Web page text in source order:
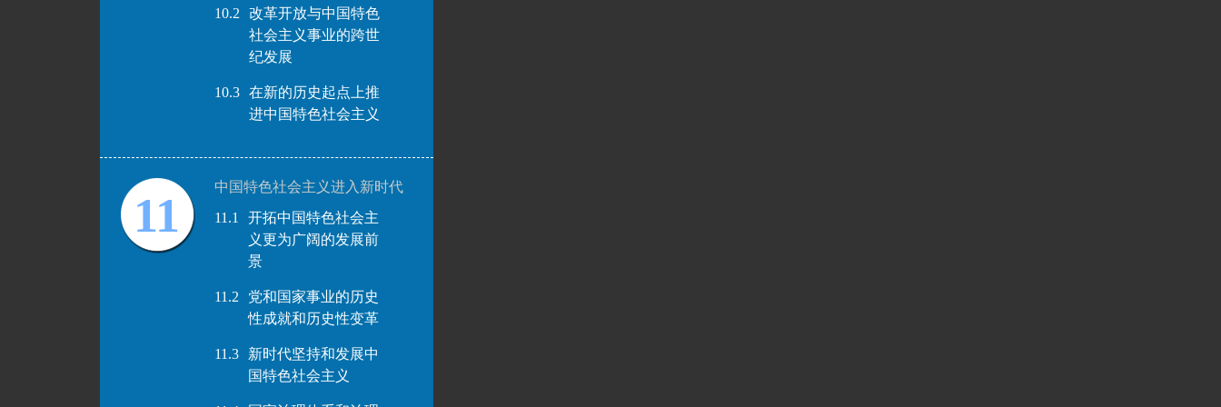
10.2
改革开放与中国特色
社会主义事业的跨世
纪发展
10.3
在新的历史起点上推
进中国特色社会主义
11
中国特色社会主义进入新时代
11.1
开拓中国特色社会主
义更为广阔的发展前
景
11.2
党和国家事业的历史
性成就和历史性变革
11.3
新时代坚持和发展中
国特色社会主义